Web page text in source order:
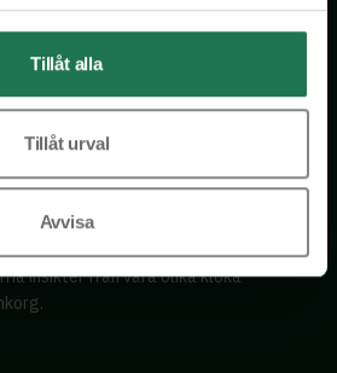
Tillåt alla
Tillåt urval
Avvisa
c/o A House Ark
114 26 Stockholm
076 231 77 14
Kontakta oss
insikter från våra olika kloka